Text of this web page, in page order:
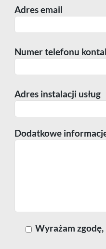
Adres email
Numer telefonu
Adres instalacji usług
Dodatkowe
Wyrażam zgodę,